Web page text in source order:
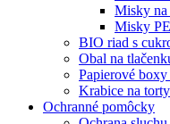
Misky na
Misky
BIO riad s
Obal na
Papierové boxy
Krabice na
Ochranné pomôcky